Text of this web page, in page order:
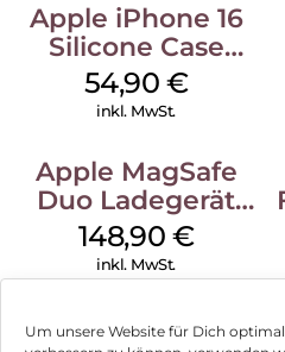
Um unsere Website für Dich
Apple iPhone 16
Silicone Case
MagSafe Lake
Green
54,90 €
inkl. MwSt.
Apple MagSafe
Duo Ladegerät
Weiß
148,90 €
inkl. MwSt.